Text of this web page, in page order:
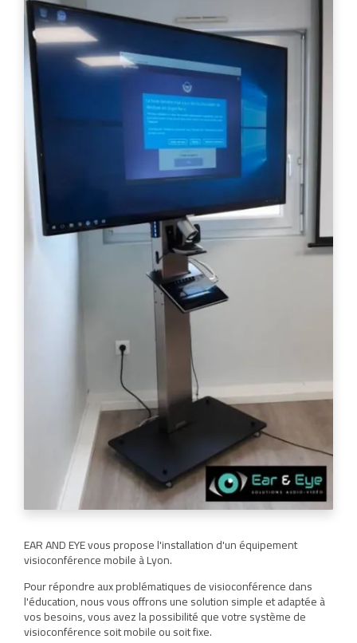
EAR AND EYE vous propose l'installation d'un équipement
visioconférence mobile à Lyon.
Pour répondre aux problématiques de visioconférence dans
l'éducation, nous vous offrons une solution simple et adaptée à
vos besoins, vous avez la possibilité que votre système de
visioconférence soit mobile ou soit fixe.